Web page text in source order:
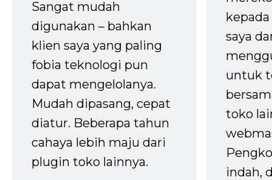
Sangat mudah
digunakan – bahkan
klien saya yang paling
fobia teknologi pun
dapat mengelolanya.
Mudah dipasang, cepat
diatur. Beberapa tahun
cahaya lebih maju dari
plugin toko lainnya.
saya
untuk
toko
indah,